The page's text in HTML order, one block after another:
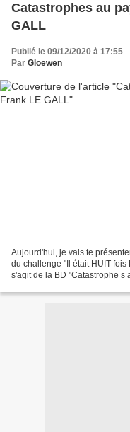
Catastrophes au
GALL
Publié le 09/12/2020 à 17:55
Par Gloewen
Aujourd'hui, je vais te
du challenge "Il était HUIT
s'agit de la BD "Catastrophe s